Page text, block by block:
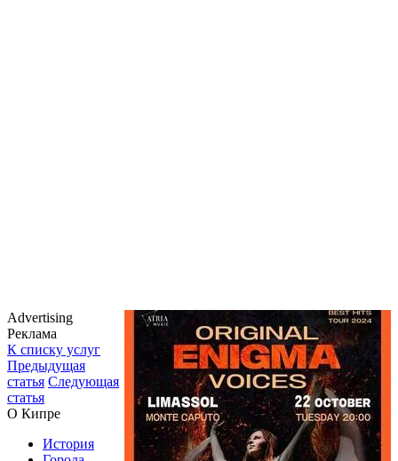
Advertising
Реклама
К списку услуг
Предыдущая
статья Следующая
статья
О Кипре
История